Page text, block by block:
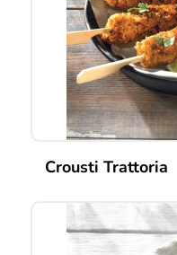
Crousti Trattoria